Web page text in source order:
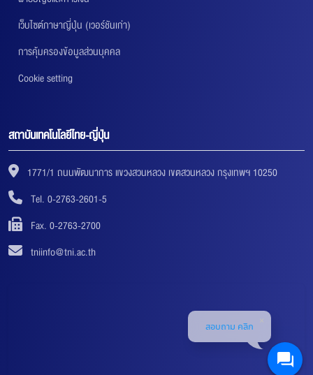
เว็บไซต์ภาษาญี่ปุ่น (เวอร์ชันเก่า)
การคุ้มครองข้อมูลส่วนบุคคล
Cookie setting
สถาบันเทคโนโลยีไทย-ญี่ปุ่น
1771/1 ถนนพัฒนาการ แขวงสวนหลวง เขตสวนหลวง กรุงเทพฯ 10250
Tel. 0-2763-2601-5
Fax. 0-2763-2700
tniinfo@tni.ac.th
สอบถาม คลิก